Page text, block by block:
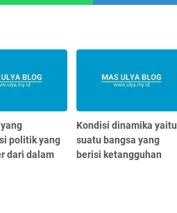
politik yang
dari dalam
Kondisi dinamika yaitu
suatu bangsa yang
berisi ketangguhan